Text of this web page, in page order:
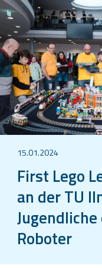
15.01.2024
First Lego
an der TU
Roboter